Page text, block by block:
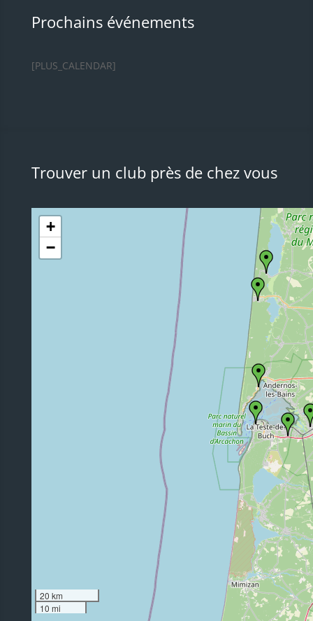
Prochains événements
[PLUS_CALENDAR]
Trouver un club près de chez vous
+
−
20 km
10 mi